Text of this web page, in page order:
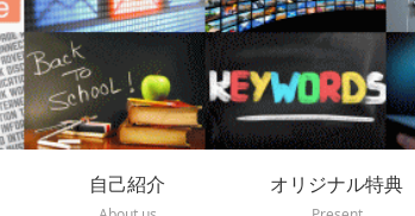
自己紹介
オリジナル特典